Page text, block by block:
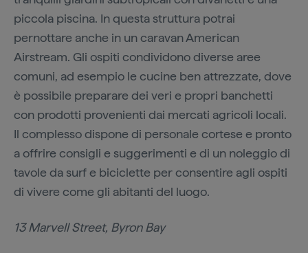
piccola piscina. In questa struttura potrai
pernottare anche in un caravan American
Airstream. Gli ospiti condividono diverse aree
comuni, ad esempio le cucine ben attrezzate, dove
è possibile preparare dei veri e propri banchetti
con prodotti provenienti dai mercati agricoli locali.
Il complesso dispone di personale cortese e pronto
a offrire consigli e suggerimenti e di un noleggio di
tavole da surf e biciclette per consentire agli ospiti
di vivere come gli abitanti del luogo.
13 Marvell Street, Byron Bay